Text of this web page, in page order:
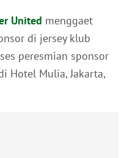
United menggaet
di jersey klub
peresmian sponsor
Hotel Mulia, Jakarta,